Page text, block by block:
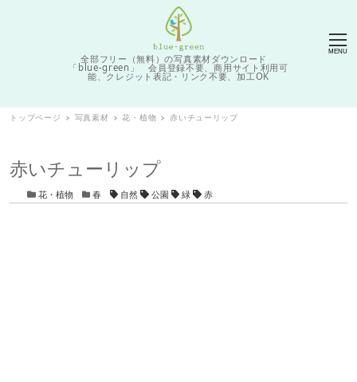
全部フリー（無料）の写真素材ダウンロード
「blue-green」 会員登録不要、商用サイト利用可
能、クレジット表記・リンク不要、加工OK
MENU
トップページ 写真素材 花・植物 赤いチューリップ
赤いチューリップ
カテゴリー
花・植物 カテゴリー
春 タグ自然 公園 緑 赤